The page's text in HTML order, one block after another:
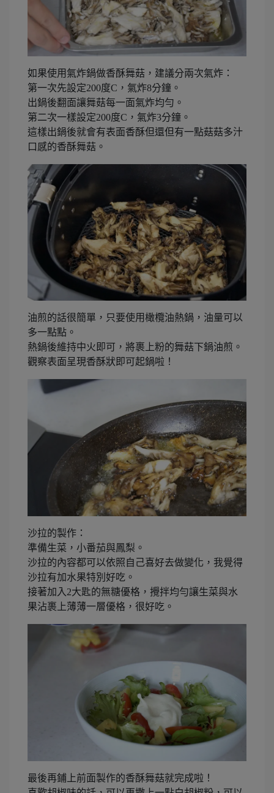
如果使用氣炸鍋做香酥舞菇，建議分兩次氣炸：
第一次先設定200度C，氣炸8分鐘。
出鍋後翻面讓舞菇每一面氣炸均勻。
第二次一樣設定200度C，氣炸3分鐘。
這樣出鍋後就會有表面香酥但還但有一點菇菇多汁
口感的香酥舞菇。
油煎的話很簡單，只要使用橄欖油熱鍋，油量可以
多一點點。
熱鍋後維持中火即可，將裹上粉的舞菇下鍋油煎。
觀察表面呈現香酥狀即可起鍋啦！
沙拉的製作：
準備生菜，小番茄與鳳梨。
沙拉的內容都可以依照自己喜好去做變化，我覺得
沙拉有加水果特別好吃。
接著加入2大匙的無糖優格，攪拌均勻讓生菜與水
果沾裹上薄薄一層優格，很好吃。
最後再鋪上前面製作的香酥舞菇就完成啦！